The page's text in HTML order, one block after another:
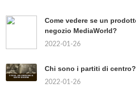
Come vedere se un
negozio MediaWorld?
2022-01-26
Chi sono i partiti di centro?
2022-01-26